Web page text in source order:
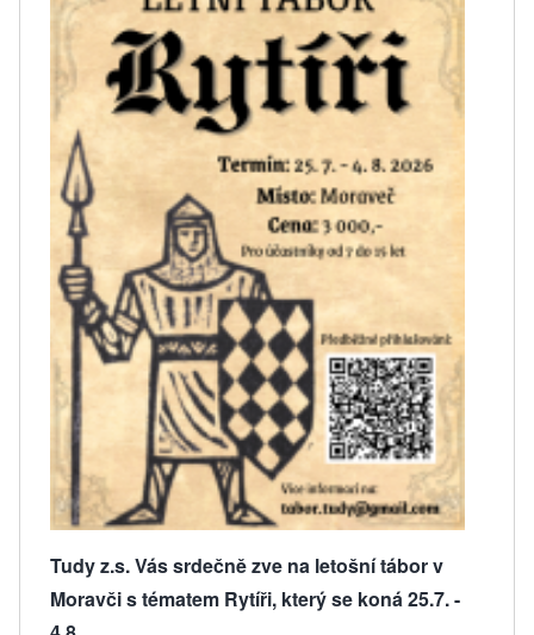
Tudy z.s. Vás srdečně zve na letošní tábor v
Moravči s tématem Rytíři, který se koná 25.7. -